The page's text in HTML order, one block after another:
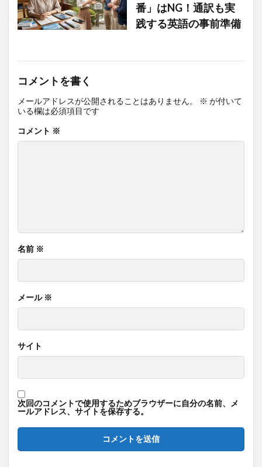
番」はNG！通訳も実
践する英語の事前準備
コメントを書く
メールアドレスが公開されることはありません。 ※ が付いて
いる欄は必須項目です
コメント ※
名前 ※
メール ※
サイト
次回のコメントで使用するためブラウザーに自分の名前、メ
ールアドレス、サイトを保存する。